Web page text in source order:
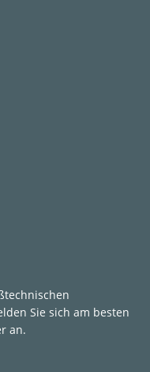
Sie sich am besten
an.